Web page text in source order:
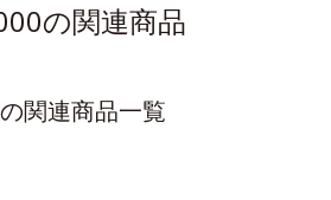
の関連商品
関連商品一覧